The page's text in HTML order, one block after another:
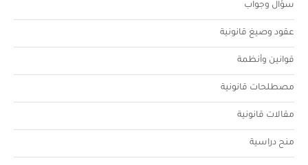
سؤال وجواب
عقود وصيغ قانونية
قوانين وأنظمة
مصطلحات قانونية
مقالات قانونية
منح دراسية